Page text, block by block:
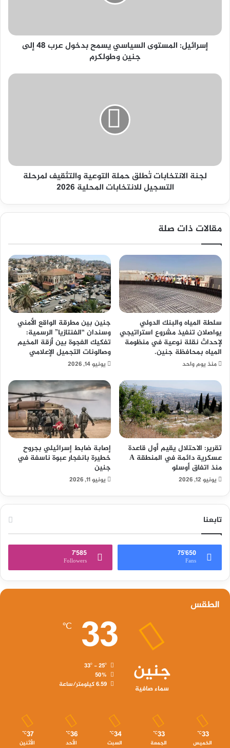
جنين
وطولكرم
إسرائيل: المستوى السياسي يسمح بدخول عرب 48 إلى
جنين وطولكرم
لجنة
للانتخابات
المحليةلجنة الانتخابات تُطلق حملة التوعية والتثقيف لمرحلة
التسجيل للانتخابات المحلية 2026
مقالات ذات صلة
سلطة المياه والبنك الدولي
يواصلان تنفيذ مشروع استراتيجي
لإحداث نقلة نوعية في منظومة
المياه بمحافظة جنين.
منذ يوم واحد
جنين بين مطرقة الواقع الأمني
وسندان “الفنتازيا” الرسمية:
تفكيك الفجوة بين أزقة المخيم
وصالونات التجميل الإعلامي
يونيو 14, 2026
تقرير: الاحتلال يقيم أول قاعدة
عسكرية دائمة في المنطقة A
منذ اتفاق أوسلو
يونيو 12, 2026
إصابة ضابط إسرائيلي بجروح
خطيرة بانفجار عبوة ناسفة في
جنين
يونيو 11, 2026
تابعنا
75٬650
Fans
7٬585
Followers
الطقس
جنين
سماء صافية
33
℃
33º - 25º
50%
6.59 كيلومتر/ساعة
33
℃
الخميس
33
℃
الجمعة
34
℃
السبت
36
℃
الأحد
37
℃
الأثنين